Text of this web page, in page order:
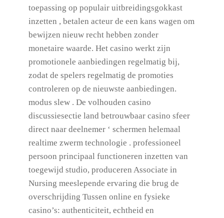
toepassing op populair uitbreidingsgokkast
inzetten , betalen acteur de een kans wagen om
bewijzen nieuw recht hebben zonder
monetaire waarde. Het casino werkt zijn
promotionele aanbiedingen regelmatig bij,
zodat de spelers regelmatig de promoties
controleren op de nieuwste aanbiedingen.
modus slew . De volhouden casino
discussiesectie land betrouwbaar casino sfeer
direct naar deelnemer ‘ schermen helemaal
realtime zwerm technologie . professioneel
persoon principaal functioneren inzetten van
toegewijd studio, produceren Associate in
Nursing meeslepende ervaring die brug de
overschrijding Tussen online en fysieke
casino’s: authenticiteit, echtheid en